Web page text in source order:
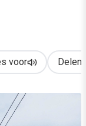
voor Delen